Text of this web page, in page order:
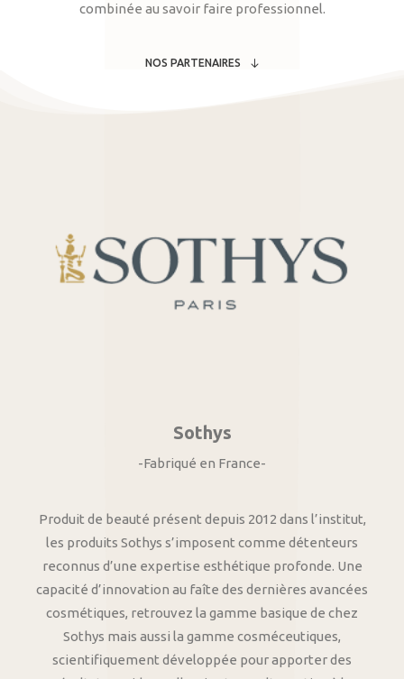
combinée au savoir faire professionnel.
NOS PARTENAIRES
Sothys
-Fabriqué en France-
Produit de beauté présent depuis 2012 dans l’institut,
les produits Sothys s’imposent comme détenteurs
reconnus d’une expertise esthétique profonde. Une
capacité d’innovation au faîte des dernières avancées
cosmétiques, retrouvez la gamme basique de chez
Sothys mais aussi la gamme cosméceutiques,
scientifiquement développée pour apporter des